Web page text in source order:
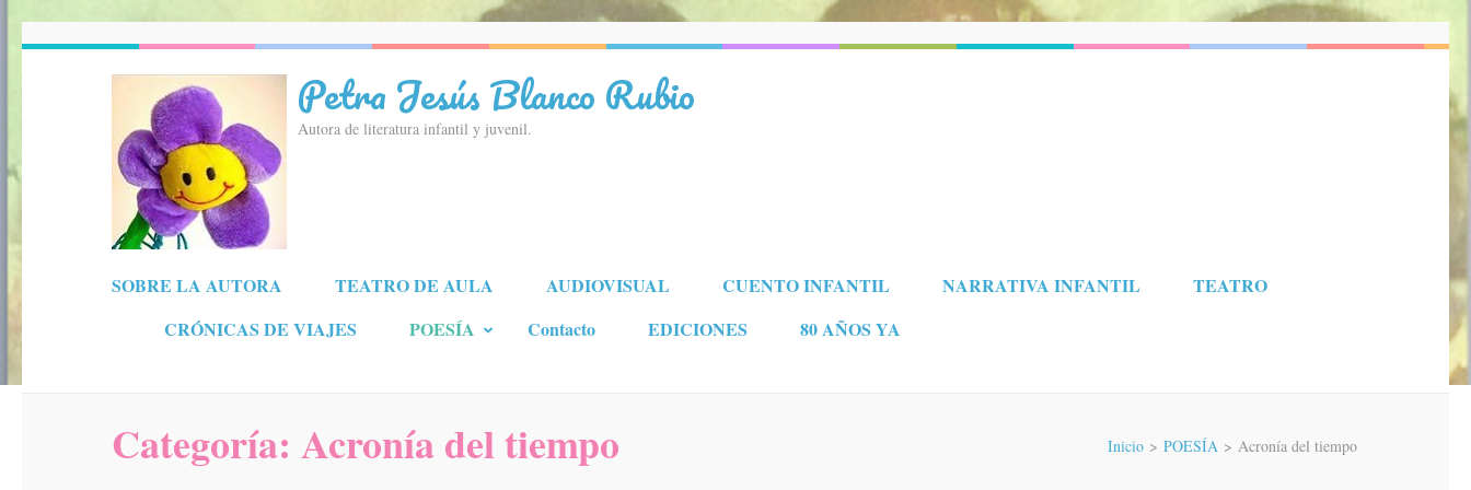
Petra Jesús Blanco Rubio
Autora de literatura infantil y juvenil.
SOBRE LA AUTORA TEATRO DE AULA AUDIOVISUAL CUENTO INFANTIL NARRATIVA INFANTIL
TEATRO
CRÓNICAS DE VIAJES
POESÍA Contacto EDICIONES 80 AÑOS YA
Categoría: Acronía del tiempo Inicio > POESÍA > Acronía del tiempo